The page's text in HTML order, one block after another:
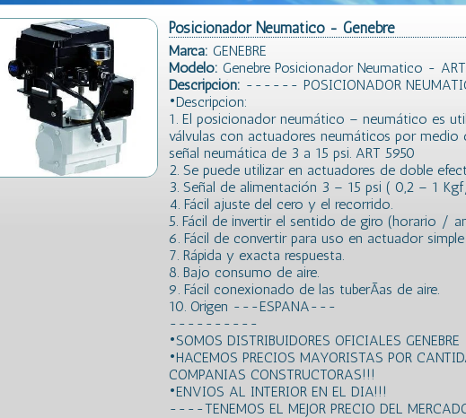
Posicionador Neumatico - Genebre
Marca: GENEBRE
Modelo: Genebre Posicionador Neumatico -
Descripción: ------ POSICIONADOR
•Descripcion:
1. El posicionador neumático – neumático es
válvulas con actuadores neumáticos por
señal neumática de 3 a 15 psi. ART 5950
2. Se puede utilizar en actuadores de doble
3. Señal de alimentación 3 – 15 psi ( 0,2 – 1
4. Fácil ajuste del cero y el recorrido.
5. Fácil de invertir el sentido de giro (horario /
6. Fácil de convertir para uso en actuador
7. Rápida y exacta respuesta.
8. Bajo consumo de aire.
9. Fácil conexionado de las tuberÃ­as de aire.
10. Origen ---ESPANA---
----------
•SOMOS DISTRIBUIDORES OFICIALES GENEBRE
•HACEMOS PRECIOS MAYORISTAS POR
COMPANIAS CONSTRUCTORAS!!!
•ENVIOS AL INTERIOR EN EL DIA!!!
----TENEMOS EL MEJOR PRECIO DEL